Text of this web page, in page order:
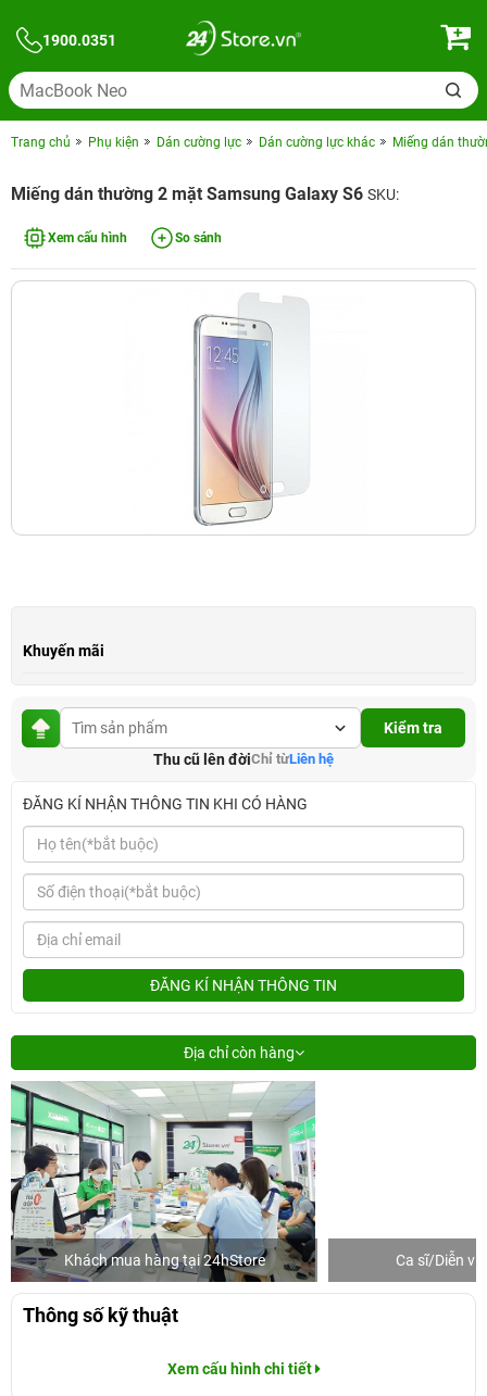
1900.0351
Trang chủ Phụ kiện Dán cường lực Dán cường lực khác Miếng dán
Miếng dán thường 2 mặt Samsung Galaxy S6 SKU:
Xem cấu hình So sánh
Khuyến mãi
Kiểm tra
Thu cũ lên đờiChỉ từLiên hệ
ĐĂNG KÍ NHẬN THÔNG TIN KHI CÓ HÀNG
ĐĂNG KÍ NHẬN THÔNG TIN
Địa chỉ còn hàng
Khách mua hàng tại 24hStore Ca sĩ/Diễn
Thông số kỹ thuật
Xem cấu hình chi tiết